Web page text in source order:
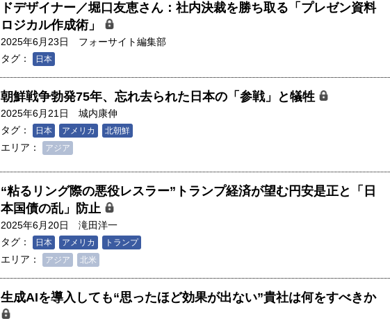
ドデザイナー／堀口友恵さん：社内決裁を勝ち取る「プレゼン資料
ロジカル作成術」
2025年6月23日
フォーサイト編集部
タグ：
日本
朝鮮戦争勃発75年、忘れ去られた日本の「参戦」と犠牲
2025年6月21日
城内康伸
タグ：
日本 アメリカ 北朝鮮
エリア： アジア
“粘るリング際の悪役レスラー”トランプ経済が望む円安是正と「日
本国債の乱」防止
2025年6月20日
滝田洋一
タグ：
日本 アメリカ トランプ
エリア： アジア 北米
生成AIを導入しても“思ったほど効果が出ない”貴社は何をすべきか